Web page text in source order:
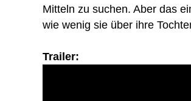
Mitteln zu suchen. Aber das
wie wenig sie über ihre
Trailer: